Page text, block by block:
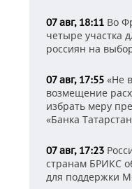
07 авг, 18:11 Во
четыре участка
россиян на
07 авг, 17:55 «Не
возмещение
избрать меру
«Банка
07 авг, 17:23
странам БРИКС
для поддержки